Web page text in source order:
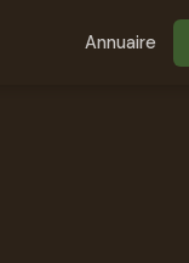
Annuaire